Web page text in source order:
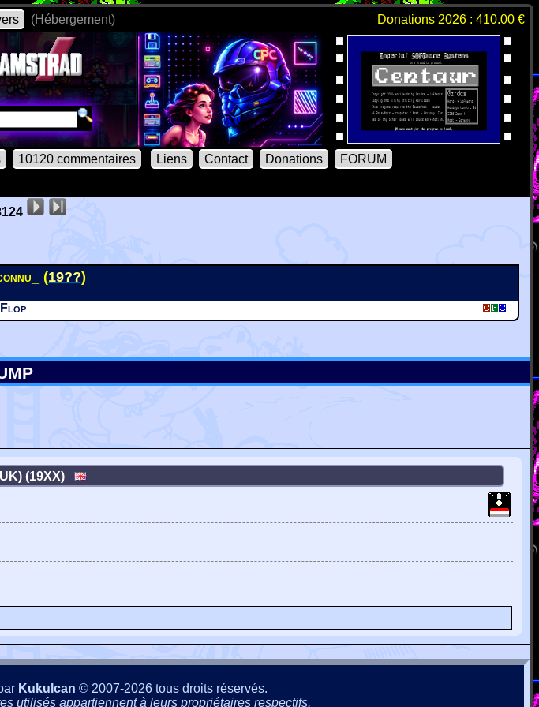
(Hébergement) Donations 2026 : 410.00 €
10120 commentaires Liens Contact Donations
FORUM
(19??)
(19XX)
Kukulcan © 2007-2026 tous droits réservés.
utilisés appartiennent à leurs propriétaires respectifs.